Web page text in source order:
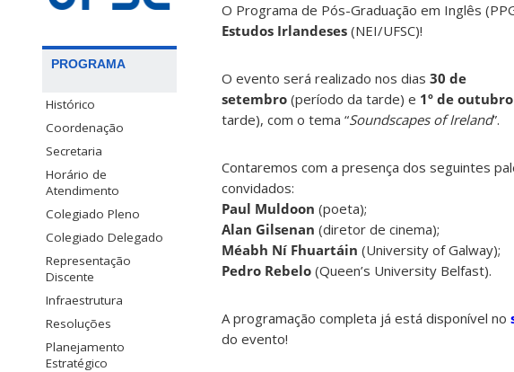
PROGRAMA
Histórico
Coordenação
Secretaria
Horário de
Atendimento
Colegiado Pleno
Colegiado Delegado
Representação
Discente
Infraestrutura
Resoluções
Planejamento
Estratégico
O Programa de Pós-Graduação em Inglês
Estudos Irlandeses (NEI/UFSC)!
O evento será realizado nos dias 30 de
setembro (período da tarde) e 1º de outubro
tarde), com o tema “Soundscapes of Ireland”.
Contaremos com a presença dos seguintes
convidados:
Paul Muldoon (poeta);
Alan Gilsenan (diretor de cinema);
Méabh Ní Fhuartáin (University of Galway);
Pedro Rebelo (Queen’s University Belfast).
A programação completa já está disponível no
do evento!